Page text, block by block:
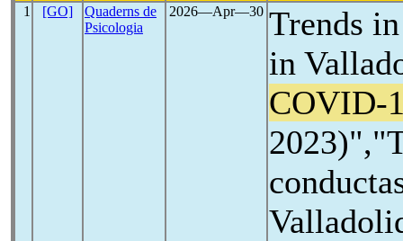
1
[GO]
Quaderns de
Psicologia
2026―Apr―30 Trends
in
COVID-